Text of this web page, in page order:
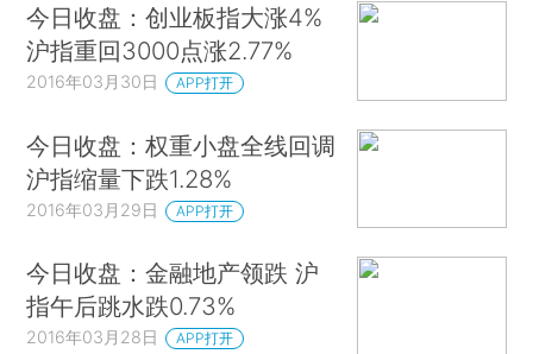
今日收盘：创业板指大涨4%
沪指重回3000点涨2.77%
2016年03月30日 APP打开
今日收盘：权重小盘全线回调
沪指缩量下跌1.28%
2016年03月29日 APP打开
今日收盘：金融地产领跌 沪
指午后跳水跌0.73%
2016年03月28日 APP打开